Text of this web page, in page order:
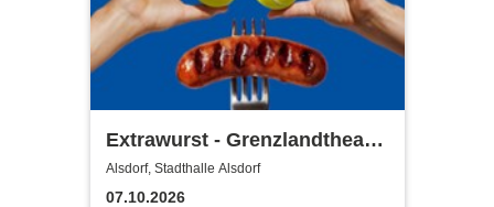
Extrawurst - Grenzlandtheater
Aachen
Alsdorf, Stadthalle Alsdorf
07.10.2026